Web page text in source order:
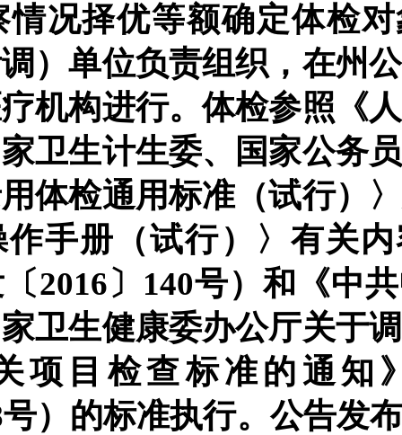
情况择优等额确定体检
）单位负责组织，在州
机构进行。体检参照《
卫生计生委、国家公务
体检通用标准（试行）
手册（试行）〉有关
2016〕140号）和《中
卫生健康委办公厅关于
项目检查标准的通知
）的标准执行。公告发